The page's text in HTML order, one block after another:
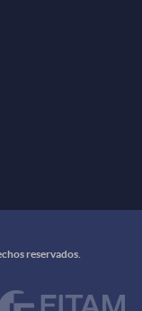
reservados.